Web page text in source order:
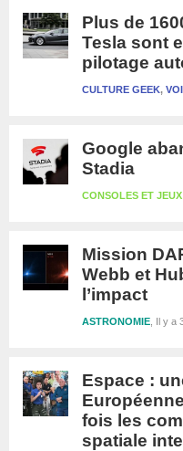
Plus de
Tesla sont
pilotage
CULTURE GEEK,
Google
Stadia
CONSOLES ET
Mission
Webb et
l’impact
Il y a
ASTRONOMIE
Espace :
fois les
spatiale